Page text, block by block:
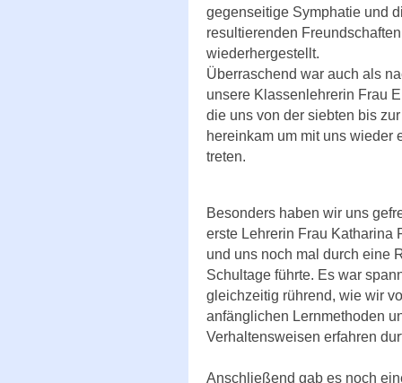
gegenseitige Symphatie und
resultierenden
wiederhergestellt.
Überraschend war auch als
unsere Klassenlehrerin Frau
die uns von der siebten bis
hereinkam um mit uns wieder
treten.
Besonders haben wir uns
erste Lehrerin Frau Katharina
und uns noch mal durch eine
Schultage führte. Es war
gleichzeitig rührend, wie wir
anfänglichen Lernmethoden
Verhaltensweisen erfahren
Anschließend gab es noch